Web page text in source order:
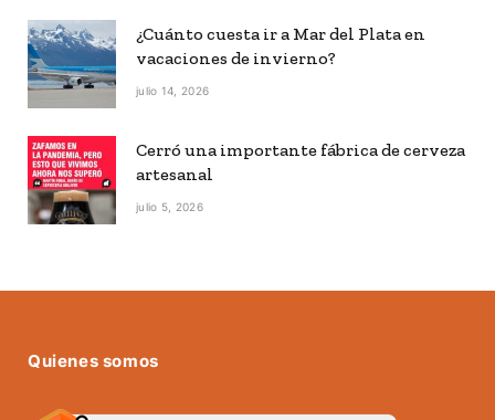
¿Cuánto cuesta ir a Mar del Plata en
vacaciones de invierno?
julio 14, 2026
Cerró una importante fábrica de cerveza
artesanal
julio 5, 2026
Quienes somos